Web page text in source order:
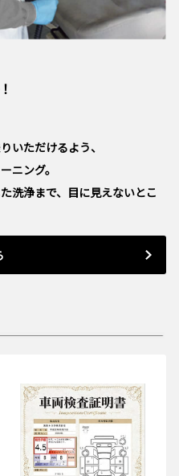
いただけるよう、
ニング。
洗浄まで、目に見えないとこ